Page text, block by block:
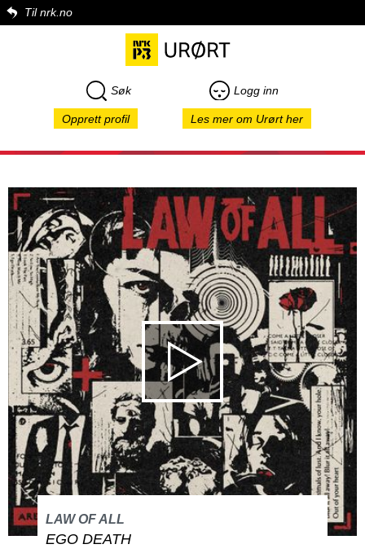
Til nrk.no
Søk Logg inn
Opprett profil Les mer om Urørt her
LAW OF ALL
EGO DEATH